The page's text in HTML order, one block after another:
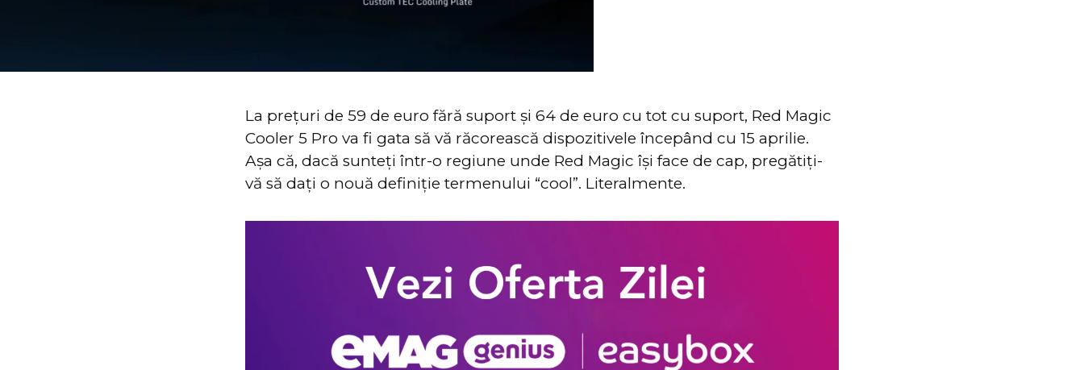
La prețuri de 59 de euro fără suport și 64 de euro cu tot cu suport, Red Magic
Cooler 5 Pro va fi gata să vă răcorească dispozitivele începând cu 15 aprilie.
Așa că, dacă sunteți într-o regiune unde Red Magic își face de cap, pregătiți-
vă să dați o nouă definiție termenului “cool”. Literalmente.